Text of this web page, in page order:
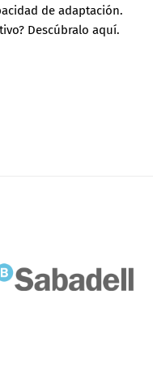
de adaptación.
Descúbralo aquí.